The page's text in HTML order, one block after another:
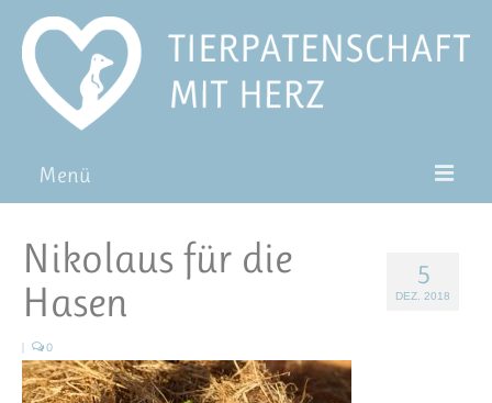
Menü
Pat*in werden
Blog
5
DEZ. 2018
Nikolaus für die
Hasen
| 0